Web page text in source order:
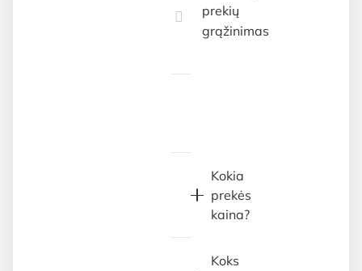
prekių
grąžinimas
Kokia
prekės
kaina?
Koks